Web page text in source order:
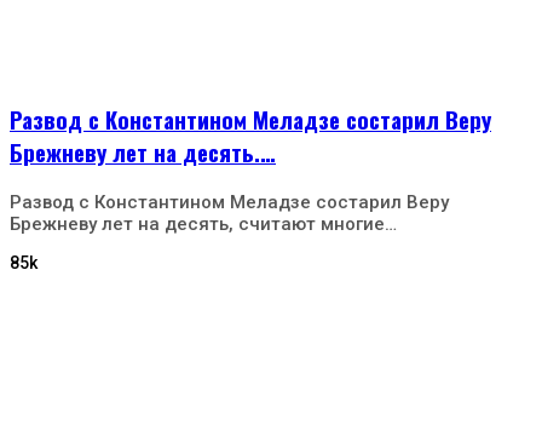
Развод с Константином Меладзе состарил Веру
Брежневу лет на десять.…
Развод с Константином Меладзе состарил Веру
Брежневу лет на десять, считают многие…
85k